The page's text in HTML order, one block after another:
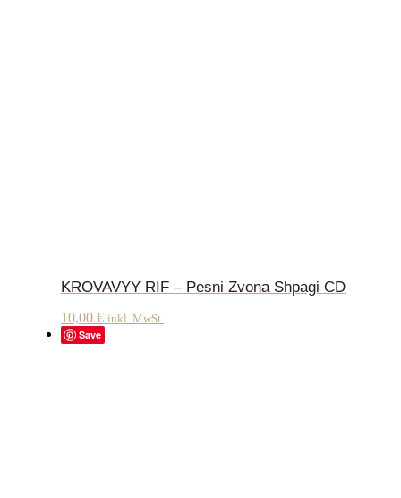
KROVAVYY RIF – Pesni Zvona Shpagi CD
10,00 € inkl. MwSt.
Save